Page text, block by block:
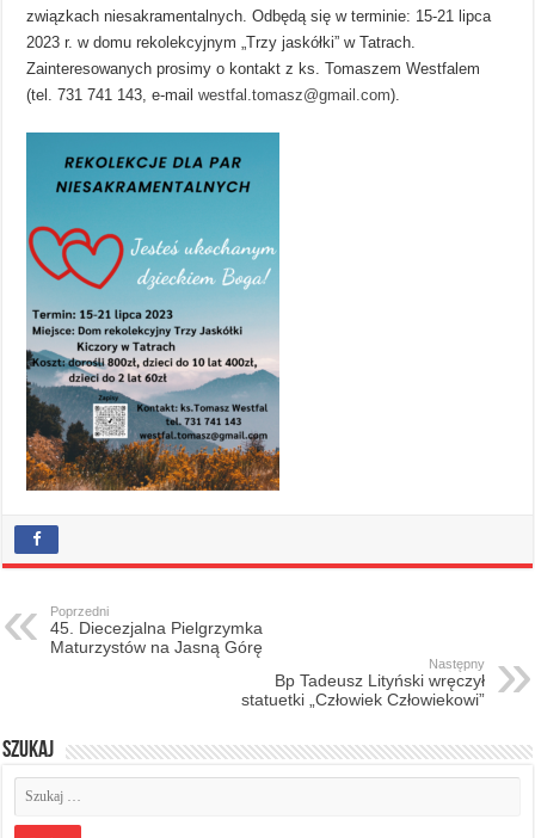
związkach niesakramentalnych. Odbędą się w terminie: 15-21 lipca
2023 r. w domu rekolekcyjnym „Trzy jaskółki” w Tatrach.
Zainteresowanych prosimy o kontakt z ks. Tomaszem Westfalem
(tel. 731 741 143, e-mailwestfal.tomasz@gmail.com).
Poprzedni
45. Diecezjalna Pielgrzymka
Maturzystów na Jasną Górę
Następny
Bp Tadeusz Lityński wręczył
statuetki „Człowiek Człowiekowi”
Szukaj